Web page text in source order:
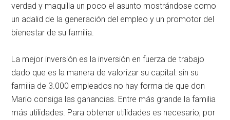
verdad y maquilla un poco el asunto mostrándose como
un adalid de la generación del empleo y un promotor del
bienestar de su familia.
La mejor inversión es la inversión en fuerza de trabajo
dado que es la manera de valorizar su capital: sin su
familia de 3.000 empleados no hay forma de que don
Mario consiga las ganancias. Entre más grande la familia
más utilidades. Para obtener utilidades es necesario, por